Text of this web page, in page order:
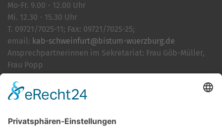
Mo-Fr. 9.00 - 12.00 Uhr
Mi. 12.30 - 15.30 Uhr
T. 09721/7025-11; Fax: 09721/7025-25;
email: kab-schweinfurt@bistum-wuerzburg.de
Ansprechpartnerinnen im Sekretariat: Frau Göb-Müller,
Frau Popp